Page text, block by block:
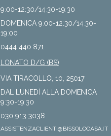
9:00-12:30/14:30-19:30
DOMENICA 9:00-12:30/14:30-
19:00
0444 440 871
LONATO D/G (BS)
VIA TIRACOLLO, 10, 25017
DAL LUNEDÌ ALLA DOMENICA
9:30-19:30
030 913 3038
ASSISTENZACLIENTI@BISSOLOCASA.IT